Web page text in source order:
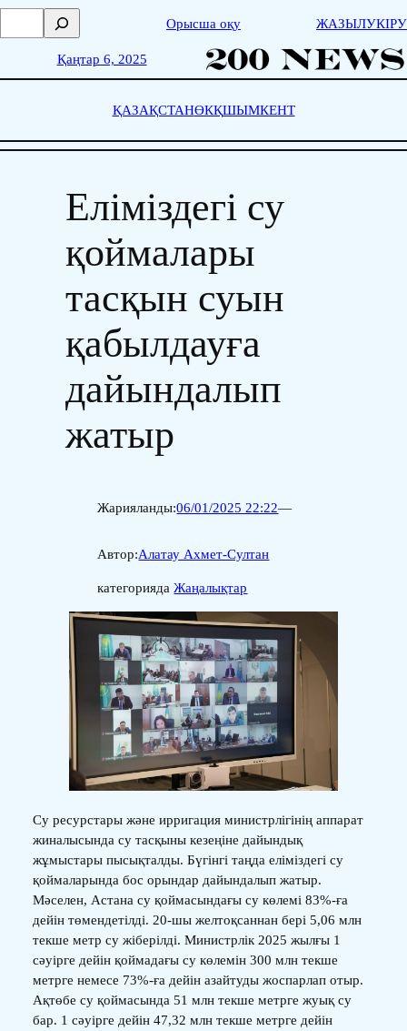
Skip
о
с
Орысша оқу ЖАЗЫЛУКІРУ
Қаңтар 6, 2025
ҚАЗАҚСТАНӨКҚШЫМКЕНТ
Еліміздегі су
қоймалары
тасқын суын
қабылдауға
дайындалып
жатыр
Жарияланды:06/01/2025 22:22—
Автор:Алатау Ахмет-Султан
категориядаЖаңалықтар
Су ресурстары және ирригация министрлігінің аппарат
жиналысында су тасқыны кезеңіне дайындық
жұмыстары пысықталды. Бүгінгі таңда еліміздегі су
қоймаларында бос орындар дайындалып жатыр.
Мәселен, Астана су қоймасындағы су көлемі 83%-ға
дейін төмендетілді. 20-шы желтоқсаннан бері 5,06 млн
текше метр су жіберілді. Министрлік 2025 жылғы 1
сәуірге дейін қоймадағы су көлемін 300 млн текше
метрге немесе 73%-ға дейін азайтуды жоспарлап отыр.
Ақтөбе су қоймасында 51 млн текше метрге жуық су
бар. 1 сәуірге дейін 47,32 млн текше метрге дейін